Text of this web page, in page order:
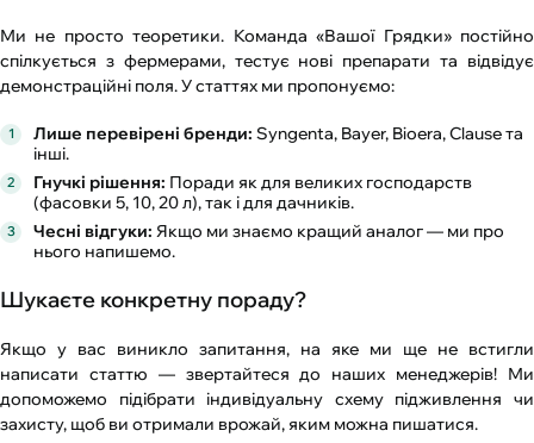
Ми не просто теоретики. Команда «Вашої Грядки» постійно
спілкується з фермерами, тестує нові препарати та відвідує
демонстраційні поля. У статтях ми пропонуємо:
Лише перевірені бренди: Syngenta, Bayer, Bioera, Clause та
інші.
Гнучкі рішення: Поради як для великих господарств
(фасовки 5, 10, 20 л), так і для дачників.
Чесні відгуки: Якщо ми знаємо кращий аналог — ми про
нього напишемо.
Шукаєте конкретну пораду?
Якщо у вас виникло запитання, на яке ми ще не встигли
написати статтю — звертайтеся до наших менеджерів! Ми
допоможемо підібрати індивідуальну схему підживлення чи
захисту, щоб ви отримали врожай, яким можна пишатися.